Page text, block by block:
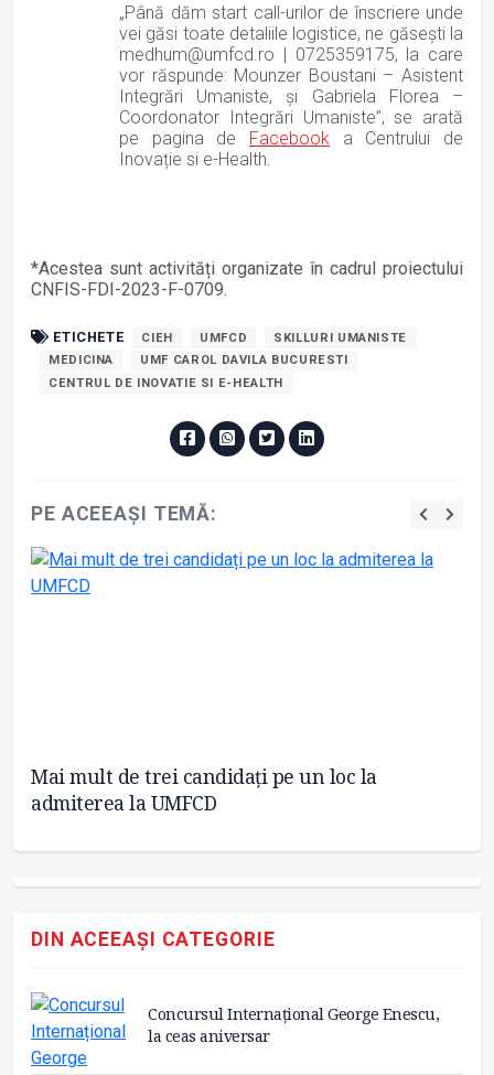
„Până dăm start call-urilor de înscriere unde
vei găsi toate detaliile logistice, ne găsești la
medhum@umfcd.ro | 0725359175, la care
vor răspunde: Mounzer Boustani – Asistent
Integrări Umaniste, și Gabriela Florea –
Coordonator Integrări Umaniste”, se arată
pe pagina de Facebook a Centrului de
Inovație si e-Health.
*Acestea sunt activități organizate în cadrul proiectului
CNFIS-FDI-2023-F-0709.
ETICHETE CIEH UMFCD
SKILLURI UMANISTE
MEDICINA
UMF CAROL DAVILA BUCURESTI
CENTRUL DE INOVATIE SI E-HEALTH
PE ACEEAȘI TEMĂ:
Mai mult de trei candidați pe un loc la
admiterea la UMFCD
DIN ACEEAȘI CATEGORIE
Concursul Internațional George Enescu,
la ceas aniversar